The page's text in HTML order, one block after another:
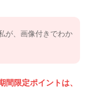
が、画像付きでわか
間限定ポイントは、